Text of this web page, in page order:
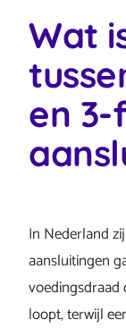
Wat
en 3-
In Nederland
aansluitingen
voedingsdraad
loopt, terwijl